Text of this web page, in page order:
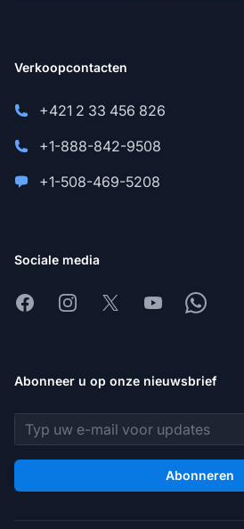
Verkoopcontacten
+421 2 33 456 826
+1-888-842-9508
+1-508-469-5208
Sociale media
FacebookInstagram
X YoutubeWhatsapp
Abonneer u op onze nieuwsbrief
E-mailadres
Abonneren